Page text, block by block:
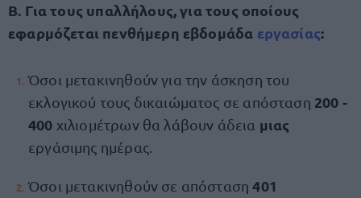
Β. Για τους υπαλλήλους, για τους οποίους
εφαρμόζεται πενθήμερη εβδομάδα εργασίας:
Όσοι μετακινηθούν για την άσκηση του
εκλογικού τους δικαιώματος σε απόσταση 200 -
400 χιλιομέτρων θα λάβουν άδεια μιας
εργάσιμης ημέρας.
Όσοι μετακινηθούν σε απόσταση401